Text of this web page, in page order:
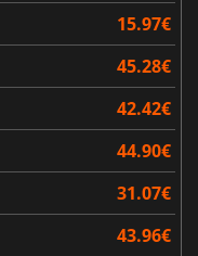
15.97€
45.28€
42.42€
44.90€
31.07€
43.96€